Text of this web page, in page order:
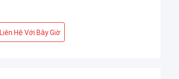
Liên Hệ Với Bây Giờ